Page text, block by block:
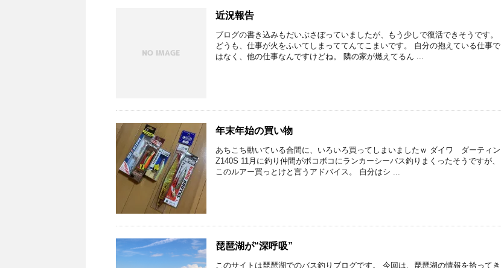
近況報告
ブログの書き込みもだいぶさぼっていましたが、もう少しで復活できそうです。
どうも、仕事が火をふいてしまっててんてこまいです。 自分の抱えている仕事で
はなく、他の仕事なんですけどね。 隣の家が燃えてるん ...
年末年始の買い物
あちこち動いている合間に、いろいろ買ってしまいましたｗ ダイワ ダーティン
Z140S 11月に釣り仲間がボコボコにランカーシーバス釣りまくったそうですが、
このルアー買っとけと言うアドバイス。 自分はシ ...
琵琶湖が“深呼吸”
このサイトは琵琶湖でのバス釣りブログです。 今回は、琵琶湖の情報を拾ってき